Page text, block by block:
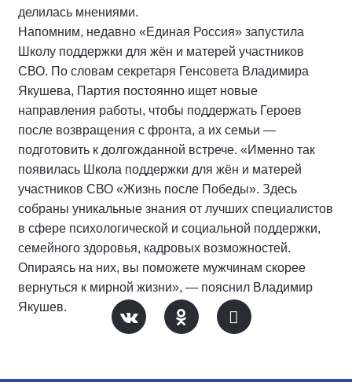
делилась мнениями.
Напомним, недавно «Единая Россия» запустила
Школу поддержки для жён и матерей участников
СВО. По словам секретаря Генсовета Владимира
Якушева, Партия постоянно ищет новые
направления работы, чтобы поддержать Героев
после возвращения с фронта, а их семьи —
подготовить к долгожданной встрече. «Именно так
появилась Школа поддержки для жён и матерей
участников СВО «Жизнь после Победы». Здесь
собраны уникальные знания от лучших специалистов
в сфере психологической и социальной поддержки,
семейного здоровья, кадровых возможностей.
Опираясь на них, вы поможете мужчинам скорее
вернуться к мирной жизни», — пояснил Владимир
Якушев.